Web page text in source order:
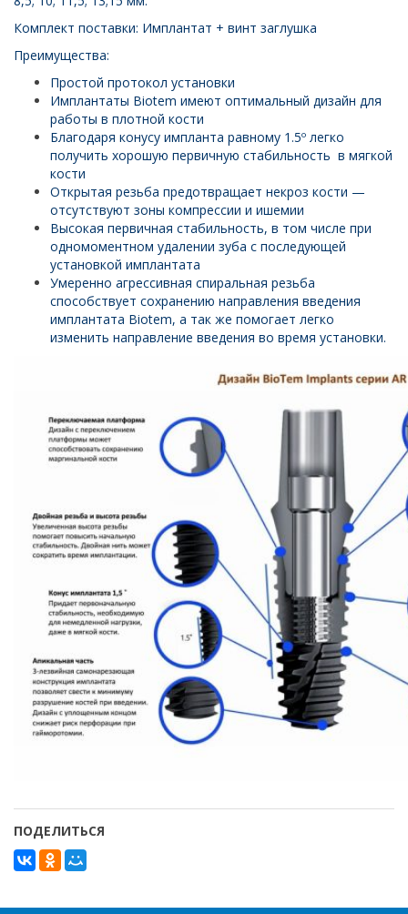
Комплект поставки: Имплантат + винт заглушка
Преимущества:
Простой протокол установки
Имплантаты Biotem имеют оптимальный дизайн для
работы в плотной кости
Благодаря конусу импланта равному 1.5º легко
получить хорошую первичную стабильность в мягкой
кости
Открытая резьба предотвращает некроз кости —
отсутствуют зоны компрессии и ишемии
Высокая первичная стабильность, в том числе при
одномоментном удалении зуба с последующей
установкой имплантата
Умеренно агрессивная спиральная резьба
способствует сохранению направления введения
имплантата Biotem, а так же помогает легко
изменить направление введения во время установки.
ПОДЕЛИТЬСЯ